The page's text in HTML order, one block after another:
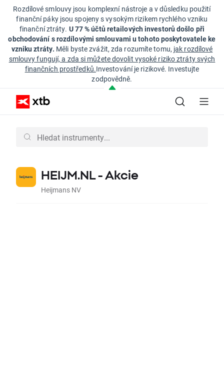
Rozdílové smlouvy jsou komplexní nástroje a v důsledku použití
finanční páky jsou spojeny s vysokým rizikem rychlého vzniku
finanční ztráty. U 77 % účtů retailových investorů došlo při
obchodování s rozdílovými smlouvami u tohoto poskytovatele ke
vzniku ztráty. Měli byste zvážit, zda rozumíte tomu, jak rozdílové
smlouvy fungují, a zda si můžete dovolit vysoké riziko ztráty svých
finančních prostředků.Investování je rizikové. Investujte
zodpovědně.
HEIJM.NL - Akcie
Heijmans NV